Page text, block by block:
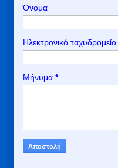
Όνομα
Ηλεκτρονικό ταχυδρομείο
Μήνυμα *